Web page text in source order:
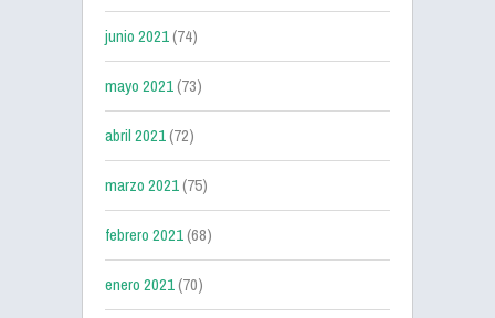
junio 2021(74)
mayo 2021(73)
abril 2021(72)
marzo 2021(75)
febrero 2021(68)
enero 2021(70)